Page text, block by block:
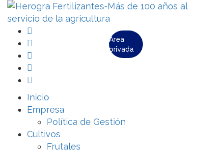
Área
privada
Inicio
Empresa
Política de Gestión
Cultivos
Frutales